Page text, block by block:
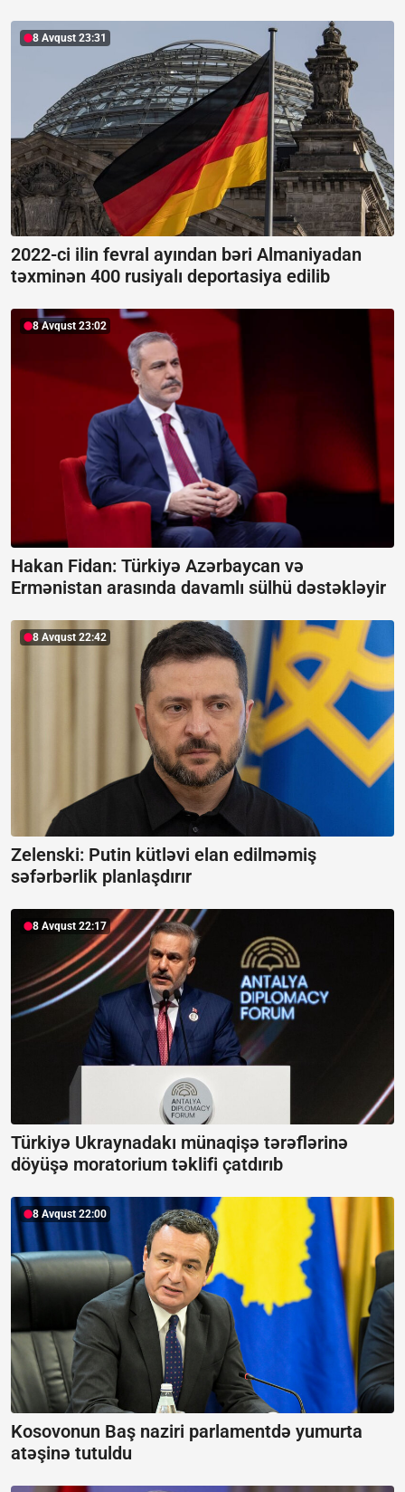
8 Avqust 23:31
2022-ci ilin fevral ayından bəri Almaniyadan
təxminən 400 rusiyalı deportasiya edilib
8 Avqust 23:02
Hakan Fidan: Türkiyə Azərbaycan və
Ermənistan arasında davamlı sülhü dəstəkləyir
8 Avqust 22:42
Zelenski: Putin kütləvi elan edilməmiş
səfərbərlik planlaşdırır
8 Avqust 22:17
Türkiyə Ukraynadakı münaqişə tərəflərinə
döyüşə moratorium təklifi çatdırıb
8 Avqust 22:00
Kosovonun Baş naziri parlamentdə yumurta
atəşinə tutuldu